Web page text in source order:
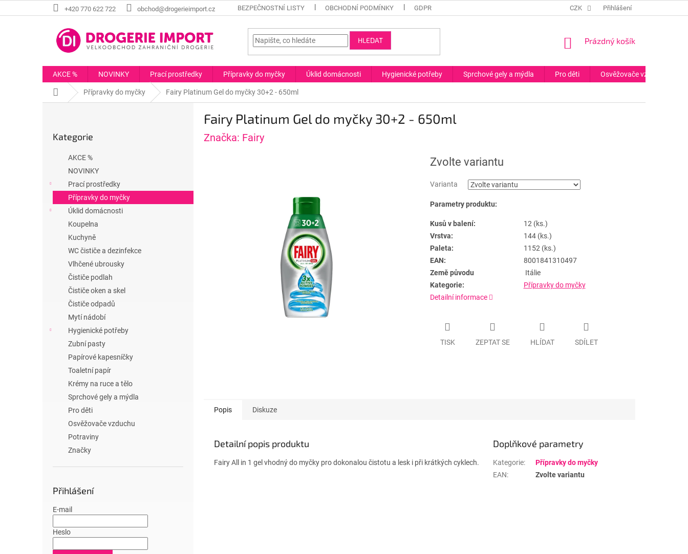
na
+420 770 622 722 obchod@drogerieimport.cz BEZPEČNOSTNÍ LISTY OBCHODNÍ PODMÍNKY GDPR CZK Přihlášení
HLEDAT
NÁKUPNÍ
Prázdný košík
AKCE % NOVINKY Prací prostředky Přípravky do myčky Úklid domácnosti Hygienické potřeby Sprchové gely a mýdla Pro děti Osvěžovače vzduchu
Domů Přípravky do myčky Fairy Platinum Gel do myčky 30+2 - 650ml
kategorie
Kategorie
AKCE %
NOVINKY
Prací prostředky
Přípravky do myčky
Úklid domácnosti
Koupelna
Kuchyně
WC čističe a dezinfekce
Vlhčené ubrousky
Čističe podlah
Čističe oken a skel
Čističe odpadů
Mytí nádobí
Hygienické potřeby
Zubní pasty
Papírové kapesníčky
Toaletní papír
Krémy na ruce a tělo
Sprchové gely a mýdla
Pro děti
Osvěžovače vzduchu
Potraviny
Značky
Přihlášení
E-mail
Heslo
Fairy Platinum Gel do myčky 30+2 - 650ml
Značka: Fairy
Zvolte variantu
Varianta
Parametry produktu:
Kusů v balení:
12 (ks.)
Vrstva:
144 (ks.)
Paleta:
1152 (ks.)
EAN:
8001841310497
Země původu
Itálie
Kategorie:
Přípravky do myčky
Detailní informace
TISK ZEPTAT SE HLÍDAT SDÍLET
Popis Diskuze
Detailní popis produktu
Fairy All in 1 gel vhodný do myčky pro dokonalou čistotu a lesk i při krátkých cyklech.
Doplňkové parametry
Kategorie:
Přípravky do myčky
EAN: Zvolte variantu